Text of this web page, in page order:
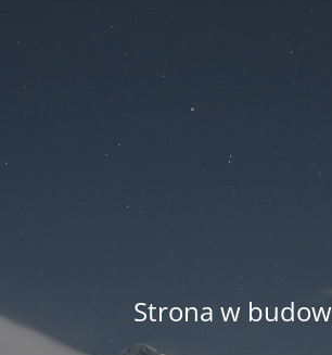
Strona w